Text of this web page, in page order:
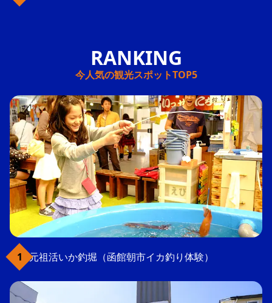
今人気の観光スポットTOP5
元祖活いか釣堀（函館朝市イカ釣り体験）